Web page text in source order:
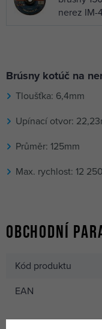
nerez IM-
Brúsny kotúč na
Tloušťka: 6,4mm
Upínací otvor:
Průměr: 125mm
Max. rychlost: 12
Obchodní
Kód produktu
EAN